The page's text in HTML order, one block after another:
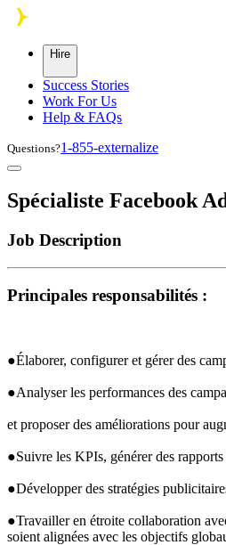
Skip to main content
Hire
Success Stories
Work For Us
Help & FAQs
Questions?1-855-externalize
Spécialiste Facebook
Job Description
Principales responsabilités :
●Élaborer, configurer et gérer des
●Analyser les performances des
et proposer des améliorations pour
●Suivre les KPIs, générer des
●Développer des stratégies
●Travailler en étroite collaboration
soient alignées avec les objectifs